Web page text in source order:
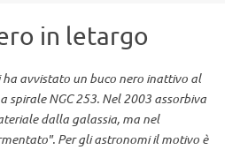
in letargo
ha avvistato un buco nero inattivo al
spirale NGC 253. Nel 2003 assorbiva
dalla galassia, ma nel
Per gli astronomi il motivo è